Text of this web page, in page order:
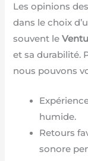
Les opinions
dans le choix
souvent le
et sa durabilité.
nous pouvons
humide.
Retours
sonore